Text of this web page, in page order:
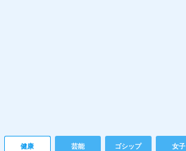
健康 芸能 ゴシップ 女子